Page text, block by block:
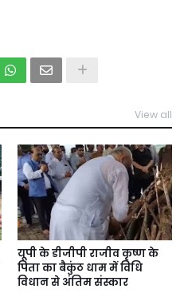
View all
यूपी के डीजीपी राजीव कृष्ण के
पिता का बैकुंठ धाम में विधि
विधान से अंतिम संस्कार